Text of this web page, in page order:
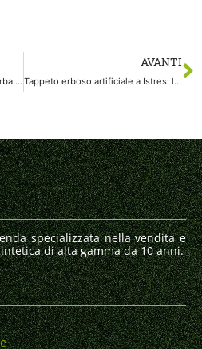
Le ultime tendenze in fatto di erba artificiale a Lisieux
AVANTI
Tappeto erboso artificiale a Istres: la soluzione ideale per un giardino lussuoso e senza fatica
specializzata nella vendita e
di alta gamma da 10 anni.